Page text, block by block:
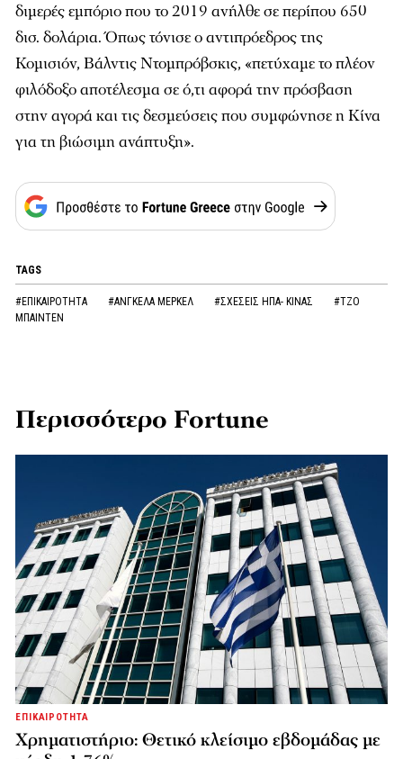
διμερές εμπόριο που το 2019 ανήλθε σε περίπου 650
δισ. δολάρια. Όπως τόνισε ο αντιπρόεδρος της
Κομισιόν, Βάλντις Ντομπρόβσκις, «πετύχαμε το πλέον
φιλόδοξο αποτέλεσμα σε ό,τι αφορά την πρόσβαση
στην αγορά και τις δεσμεύσεις που συμφώνησε η Κίνα
για τη βιώσιμη ανάπτυξη».
TAGS
#ΕΠΙΚΑΙΡΟΤΗΤΑ #ΑΝΓΚΕΛΑ ΜΕΡΚΕΛ #ΣΧΕΣΕΙΣ ΗΠΑ- ΚΙΝΑΣ
#ΤΖΟ
ΜΠΑΙΝΤΕΝ
Περισσότερο Fortune
ΕΠΙΚΑΙΡΟΤΗΤΑ
Χρηματιστήριο: Θετικό κλείσιμο εβδομάδας με